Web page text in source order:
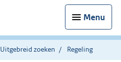
Menu
Uitgebreid zoeken Regeling